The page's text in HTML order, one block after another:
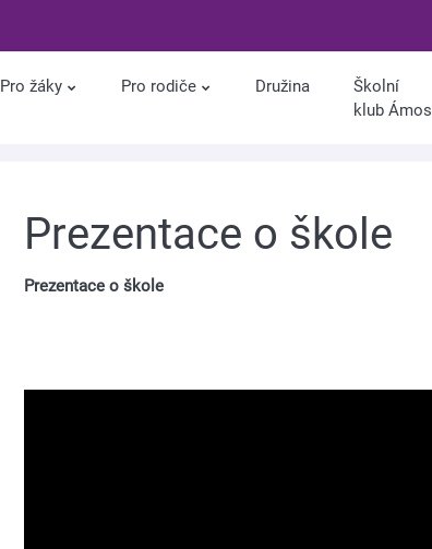
Pro žáky Pro rodiče Družina
Školní
klub Ámos
Prezentace o škole
Prezentace o škole